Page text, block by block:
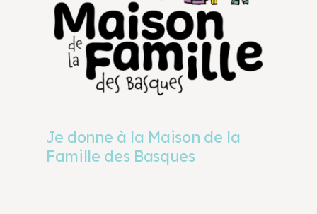
Je donne à la Maison de la
Famille des Basques